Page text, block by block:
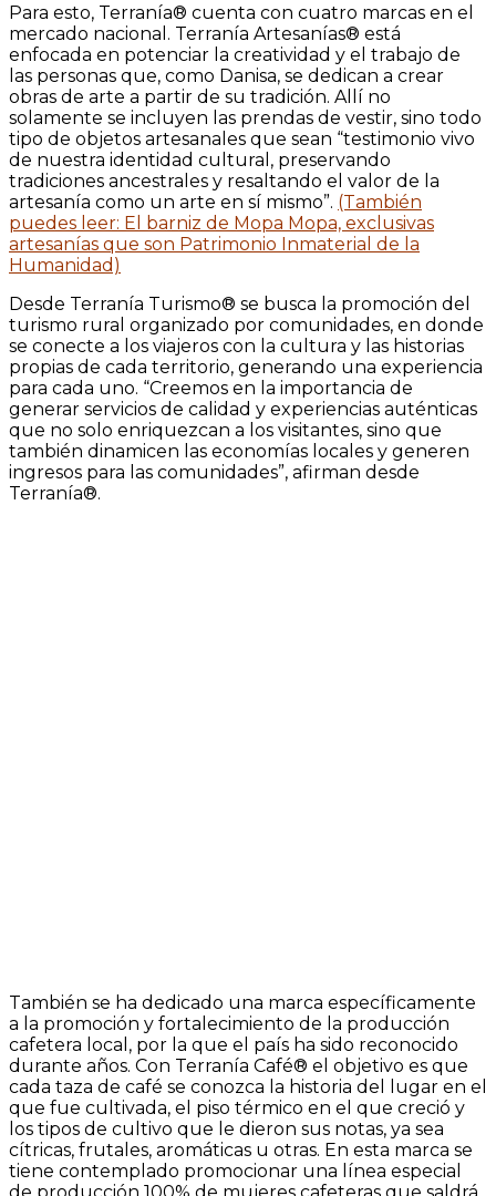
Para esto, Terranía® cuenta con cuatro marcas en el
mercado nacional. Terranía Artesanías® está
enfocada en potenciar la creatividad y el trabajo de
las personas que, como Danisa, se dedican a crear
obras de arte a partir de su tradición. Allí no
solamente se incluyen las prendas de vestir, sino todo
tipo de objetos artesanales que sean “testimonio vivo
de nuestra identidad cultural, preservando
tradiciones ancestrales y resaltando el valor de la
artesanía como un arte en sí mismo”. (También
puedes leer: El barniz de Mopa Mopa, exclusivas
artesanías que son Patrimonio Inmaterial de la
Humanidad)
Desde Terranía Turismo® se busca la promoción del
turismo rural organizado por comunidades, en donde
se conecte a los viajeros con la cultura y las historias
propias de cada territorio, generando una experiencia
para cada uno. “Creemos en la importancia de
generar servicios de calidad y experiencias auténticas
que no solo enriquezcan a los visitantes, sino que
también dinamicen las economías locales y generen
ingresos para las comunidades”, afirman desde
Terranía®.
También se ha dedicado una marca específicamente
a la promoción y fortalecimiento de la producción
cafetera local, por la que el país ha sido reconocido
durante años. Con Terranía Café® el objetivo es que
cada taza de café se conozca la historia del lugar en el
que fue cultivada, el piso térmico en el que creció y
los tipos de cultivo que le dieron sus notas, ya sea
cítricas, frutales, aromáticas u otras. En esta marca se
tiene contemplado promocionar una línea especial